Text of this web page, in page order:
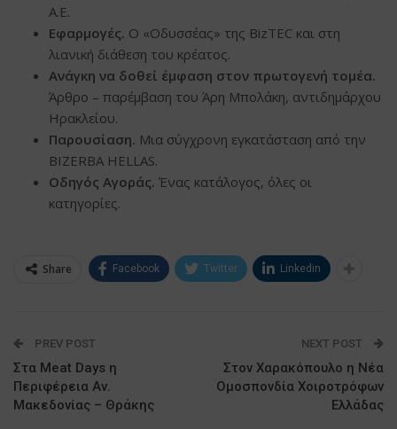
Α.Ε.
Εφαρμογές. Ο «Οδυσσέας» της BizTEC και στη
λιανική διάθεση του κρέατος.
Ανάγκη να δοθεί έμφαση στον πρωτογενή τομέα.
Άρθρο – παρέμβαση του Άρη Μπολάκη, αντιδημάρχου
Ηρακλείου.
Παρουσίαση. Μια σύγχρονη εγκατάσταση από την
BIZERBA HELLAS.
Οδηγός Αγοράς. Ένας κατάλογος, όλες οι
κατηγορίες.
Share Facebook Twitter Linkedin
PREV POST
Στα Meat Days η
Περιφέρεια Αν.
Μακεδονίας – Θράκης
NEXT POST
Στον Χαρακόπουλο η Νέα
Ομοσπονδία Χοιροτρόφων
Ελλάδας